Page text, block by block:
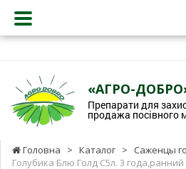
«АГРО-
Препарати для
продажа посівного
Головна > Каталог > Саженцы
Голубика Блю Голд С5л. 3